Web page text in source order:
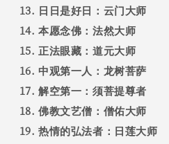
日日是好日：云门大师
本愿念佛：法然大师
正法眼藏：道元大师
中观第一人：龙树菩萨
解空第一：须菩提尊者
佛教文艺僧：僧佑大师
热情的弘法者：日莲大师